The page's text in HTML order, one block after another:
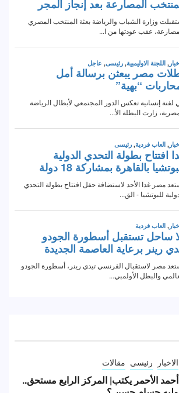
الاخبار رئيسى مقالات
أحمد الأحمر يكتب| المركز الرابع مستحق..